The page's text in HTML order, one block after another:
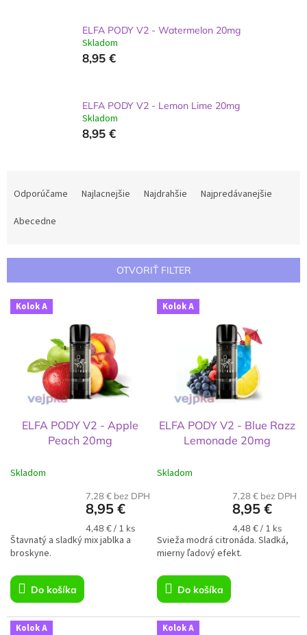
ELFA PODY V2 - Watermelon 20mg
Skladom
8,95 €
ELFA PODY V2 - Lemon Lime 20mg
Skladom
8,95 €
a
p
r
o
Odporúčame Najlacnejšie Najdrahšie
Najpredávanejšie
Abecedne
OTVORIŤ FILTER
V
ý
t
Kolok A
ELFA PODY V2 - Apple
Peach 20mg
Skladom
7,28 € bez DPH
8,95 €
Jednotková
cena:
4,48 € / 1 ks
Do košíka
Štavnatý a sladký mix jablka a
broskyne.
Kolok A
ELFA PODY V2 - Blue Razz
Lemonade 20mg
Skladom
7,28 € bez DPH
8,95 €
Jednotková
cena:
4,48 € / 1 ks
Do košíka
Svieža modrá citronáda. Sladká,
mierny ľadový efekt.
Kolok A Kolok A